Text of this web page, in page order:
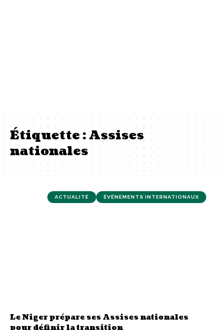
Étiquette :Assises
nationales
ACTUALITÉ ÉVÉNEMENTS INTERNATIONAUX
Le Niger prépare ses Assises nationales
pour définir la transition